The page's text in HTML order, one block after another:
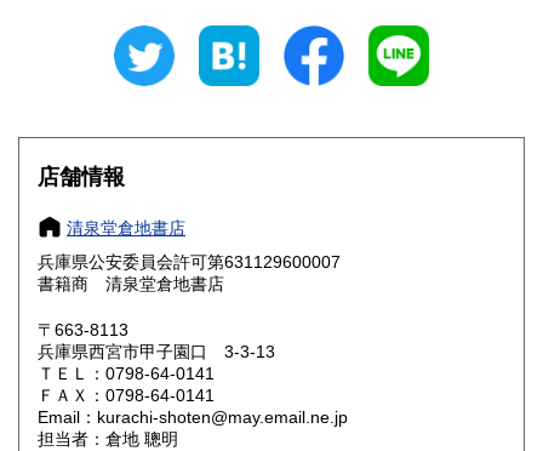
430円 三重県
大阪府
奈良県
鳥取県 430円 島根県
岡山県
山口県 430円
香川県 430円 愛媛県
店舗情報
清泉堂倉地書店
兵庫県公安委員会許可第631129600007
書籍商 清泉堂倉地書店
〒663-8113
兵庫県西宮市甲子園口 3-3-13
ＴＥＬ：0798-64-0141
ＦＡＸ：0798-64-0141
Email：kurachi-shoten@may.email.ne.jp
担当者：倉地 聰明